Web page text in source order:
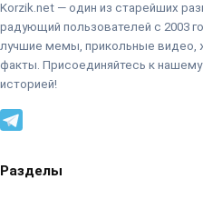
Korzik.net — один из старейших
радующий пользователей с 2003
лучшие мемы, прикольные видео,
факты. Присоединяйтесь к
историей!
Разделы